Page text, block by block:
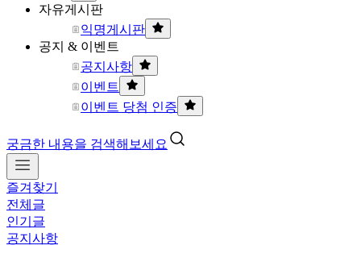
자유게시판
익명게시판
공지 & 이벤트
공지사항
이벤트
이벤트 당첨 인증
궁금한 내용을 검색해보세요
즐겨찾기
전체글
인기글
공지사항